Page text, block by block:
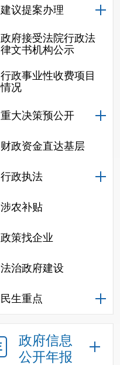
建议提案办理
政府接受法院行政法
律文书机构公示
行政事业性收费项目
情况
重大决策预公开
财政资金直达基层
行政执法
涉农补贴
政策找企业
法治政府建设
民生重点
政府信息
公开年报